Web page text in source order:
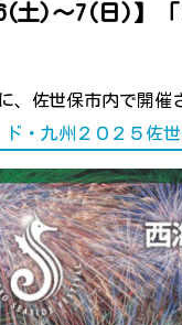
土)～7(日)】「
佐世保市内で開催
・九州２０２５佐